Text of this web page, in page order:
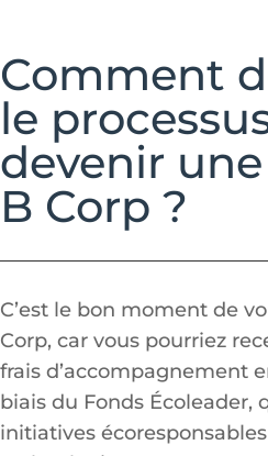
Comment
le
devenir une
B Corp ?
C’est le bon moment de
Corp, car vous pourriez
frais d’accompagnement
biais du Fonds Écoleader,
initiatives